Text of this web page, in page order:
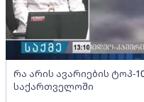
რა არის ავარიების ტოპ-
საქართველოში